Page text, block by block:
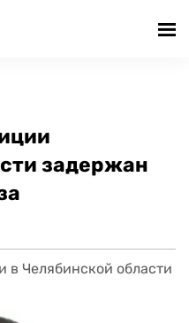
задержан
в Челябинской области